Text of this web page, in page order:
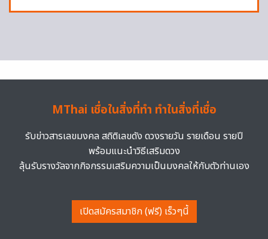
MThai เชื่อในสิ่งที่ทำ ทำในสิ่งที่เชื่อ
รับข่าวสารเลขมงคล สถิติเลขดัง ดวงรายวัน รายเดือน รายปี
พร้อมแนะนำวิธีเสริมดวง
ลุ้นรับรางวัลจากกิจกรรมเสริมความเป็นมงคลให้กับตัวท่านเอง
เปิดสมัครสมาชิก (ฟรี) เร็วๆนี้